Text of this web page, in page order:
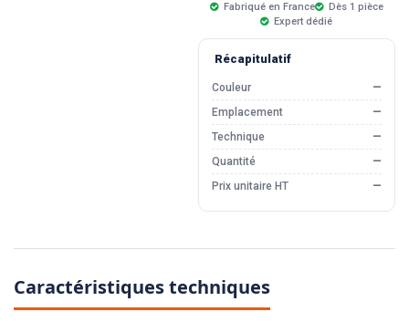
Fabriqué en France
Dès 1 pièce
Expert dédié
Récapitulatif
Couleur
—
Emplacement
—
Technique
—
Quantité
—
Prix unitaire HT
—
Caractéristiques techniques